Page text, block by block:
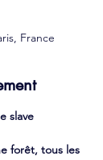
France
slave
forêt, tous les